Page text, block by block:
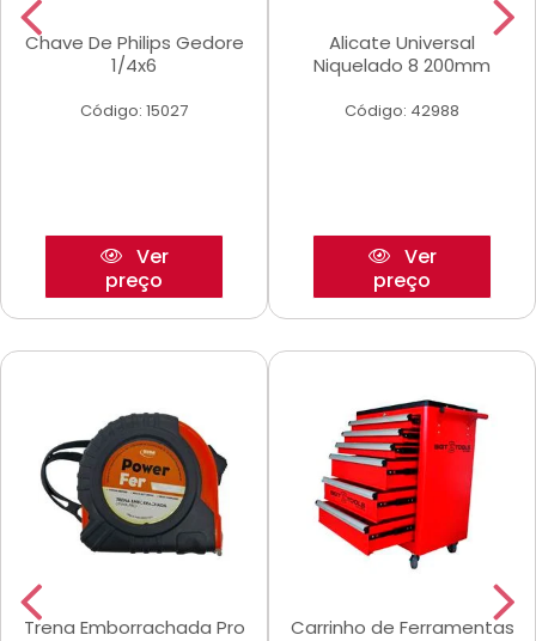
Chave De Philips Gedore
1/4x6
Código: 15027
Ver
preço
Alicate Universal
Niquelado 8 200mm
Código: 42988
Ver
preço
Trena Emborrachada Pro
Carrinho de Ferramentas